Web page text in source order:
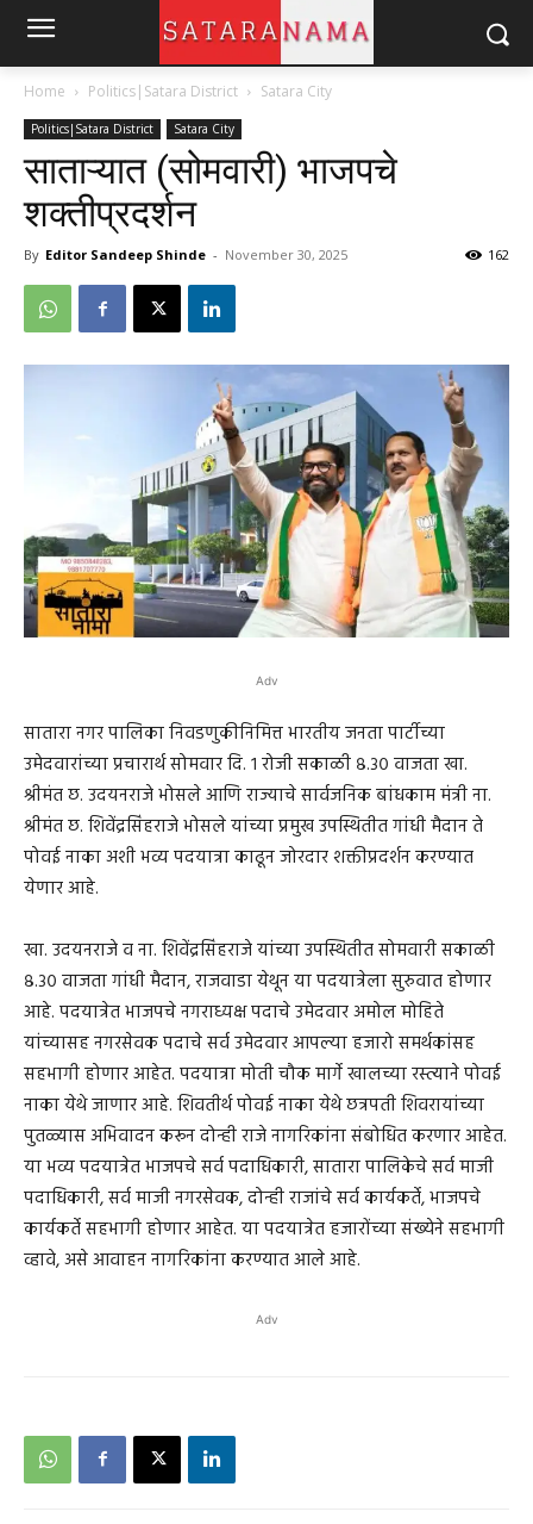
Home Politics|Satara District Satara City
Politics|Satara District Satara City
साताऱ्यात (सोमवारी) भाजपचे
शक्तीप्रदर्शन
By Editor Sandeep Shinde - November 30, 2025 162
Adv
सातारा नगर पालिका निवडणुकीनिमित्त भारतीय जनता पार्टीच्या
उमेदवारांच्या प्रचारार्थ सोमवार दि. १ रोजी सकाळी ८.३० वाजता खा.
श्रीमंत छ. उदयनराजे भोसले आणि राज्याचे सार्वजनिक बांधकाम मंत्री ना.
श्रीमंत छ. शिवेंद्रसिंहराजे भोसले यांच्या प्रमुख उपस्थितीत गांधी मैदान ते
पोवई नाका अशी भव्य पदयात्रा काढून जोरदार शक्तीप्रदर्शन करण्यात
येणार आहे.
खा. उदयनराजे व ना. शिवेंद्रसिंहराजे यांच्या उपस्थितीत सोमवारी सकाळी
८.३० वाजता गांधी मैदान, राजवाडा येथून या पदयात्रेला सुरुवात होणार
आहे. पदयात्रेत भाजपचे नगराध्यक्ष पदाचे उमेदवार अमोल मोहिते
यांच्यासह नगरसेवक पदाचे सर्व उमेदवार आपल्या हजारो समर्थकांसह
सहभागी होणार आहेत. पदयात्रा मोती चौक मार्गे खालच्या रस्त्याने पोवई
नाका येथे जाणार आहे. शिवतीर्थ पोवई नाका येथे छत्रपती शिवरायांच्या
पुतळ्यास अभिवादन करून दोन्ही राजे नागरिकांना संबोधित करणार आहेत.
या भव्य पदयात्रेत भाजपचे सर्व पदाधिकारी, सातारा पालिकेचे सर्व माजी
पदाधिकारी, सर्व माजी नगरसेवक, दोन्ही राजांचे सर्व कार्यकर्ते, भाजपचे
कार्यकर्ते सहभागी होणार आहेत. या पदयात्रेत हजारोंच्या संख्येने सहभागी
व्हावे, असे आवाहन नागरिकांना करण्यात आले आहे.
Adv